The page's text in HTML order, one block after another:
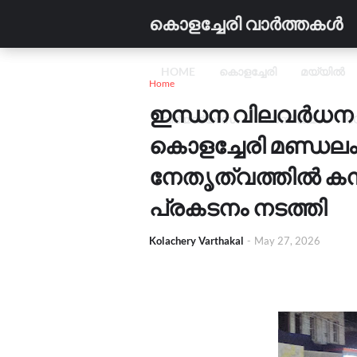
കൊളച്ചേരി വാർത്തകൾ
HOME കൊളച്ചേരി മയ്യിൽ
വിദ്യാഭ്യാസം വാണിജ്യം
Home
ഇന്ധന വിലവർധന
കൊളച്ചേരി
നേതൃത്വത്തിൽ
പ്രകടനം നടത്തി
Kolachery Varthakal - May 27, 2026